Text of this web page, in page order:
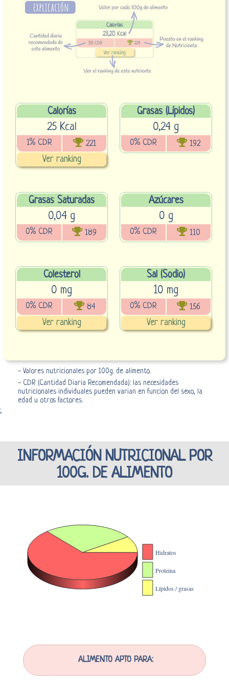
Calorías
25 Kcal
1% CDR 221
Ver ranking
Grasas (Lípidos)
0,24 g
0% CDR 192
Grasas Saturadas
0,04 g
0% CDR 189
Azúcares
0 g
0% CDR 110
Colesterol
0 mg
0% CDR 84
Ver ranking
Sal (Sodio)
10 mg
0% CDR 156
Ver ranking
- Valores nutricionales por 100g. de alimento.
- CDR (Cantidad Diaria Recomendada): las necesidades
nutricionales individuales pueden varian en funcion del sexo, la
edad u otros factores.
;
INFORMACIÓN NUTRICIONAL POR
100G. DE ALIMENTO
ALIMENTO APTO PARA: